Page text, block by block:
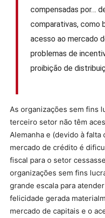
compensadas por…
comparativas, como
acesso ao mercado
problemas de
proibição de
As organizações sem fins
terceiro setor não têm
Alemanha e (devido à falta
mercado de crédito é
fiscal para o setor
organizações sem fins
grande escala para
felicidade gerada
mercado de capitais e o